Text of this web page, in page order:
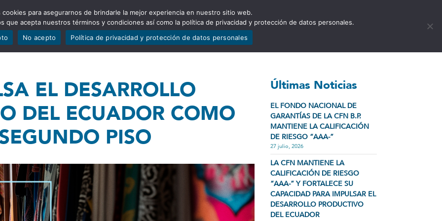
PORTAFOLIO QUIÉNES SOMOS TRANSPARENCIA NOTICIAS CONTÁCTENOS
EL DESARROLLO
DEL ECUADOR COMO
PISO
Últimas Noticias
EL FONDO NACIONAL DE
GARANTÍAS DE LA CFN B.P.
MANTIENE LA CALIFICACIÓN
DE RIESGO “AAA-”
27 julio, 2026
LA CFN MANTIENE LA
CALIFICACIÓN DE RIESGO
“AAA-” Y FORTALECE SU
CAPACIDAD PARA IMPULSAR EL
DESARROLLO PRODUCTIVO
DEL ECUADOR
cookies para asegurarnos de brindarle la mejor experiencia en nuestro sitio web.
que acepta nuestros términos y condiciones así como la política de privacidad y protección de datos personales.
No acepto Política de privacidad y protección de datos personales